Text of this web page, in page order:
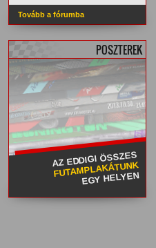
Tovább a fórumba
POSZTEREK
AZ EDDIGI ÖSSZES
FUTAMPLAKÁTUNK
EGY HELYEN